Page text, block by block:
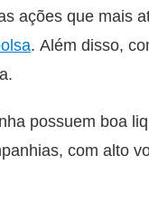
ações que mais
. Além disso,
possuem boa
com alto